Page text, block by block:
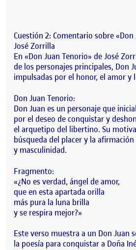
Cuestión 2: Comentario sobre
José Zorrilla
En «Don Juan Tenorio» de José
de los personajes principales, Don
impulsadas por el honor, el amor y
Don Juan Tenorio:
Don Juan es un personaje que
por el deseo de conquistar y
el arquetipo del libertino. Su
búsqueda del placer y la
y masculinidad.
Fragmento:
«¿No es verdad, ángel de amor,
que en esta apartada orilla
más pura la luna brilla
y se respira mejor?»
Este verso muestra a un Don Juan
la poesía para conquistar a Doña